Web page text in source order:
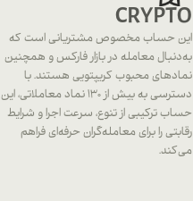
CRYPTO
این حساب مخصوص مشتریانی است که
به‌دنبال معامله در بازار فارکس و همچنین
نمادهای محبوب کریپتویی هستند. با
دسترسی به بیش از ۱۳۰ نماد معاملاتی، این
حساب ترکیبی از تنوع، سرعت اجرا و شرایط
رقابتی را برای معامله‌گران حرفه‌ای فراهم
می‌کند.